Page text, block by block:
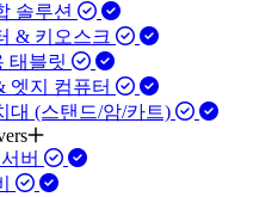
솔루션
& 키오스크
태블릿
엣지 컴퓨터
대 (스탠드/암/카트)
버